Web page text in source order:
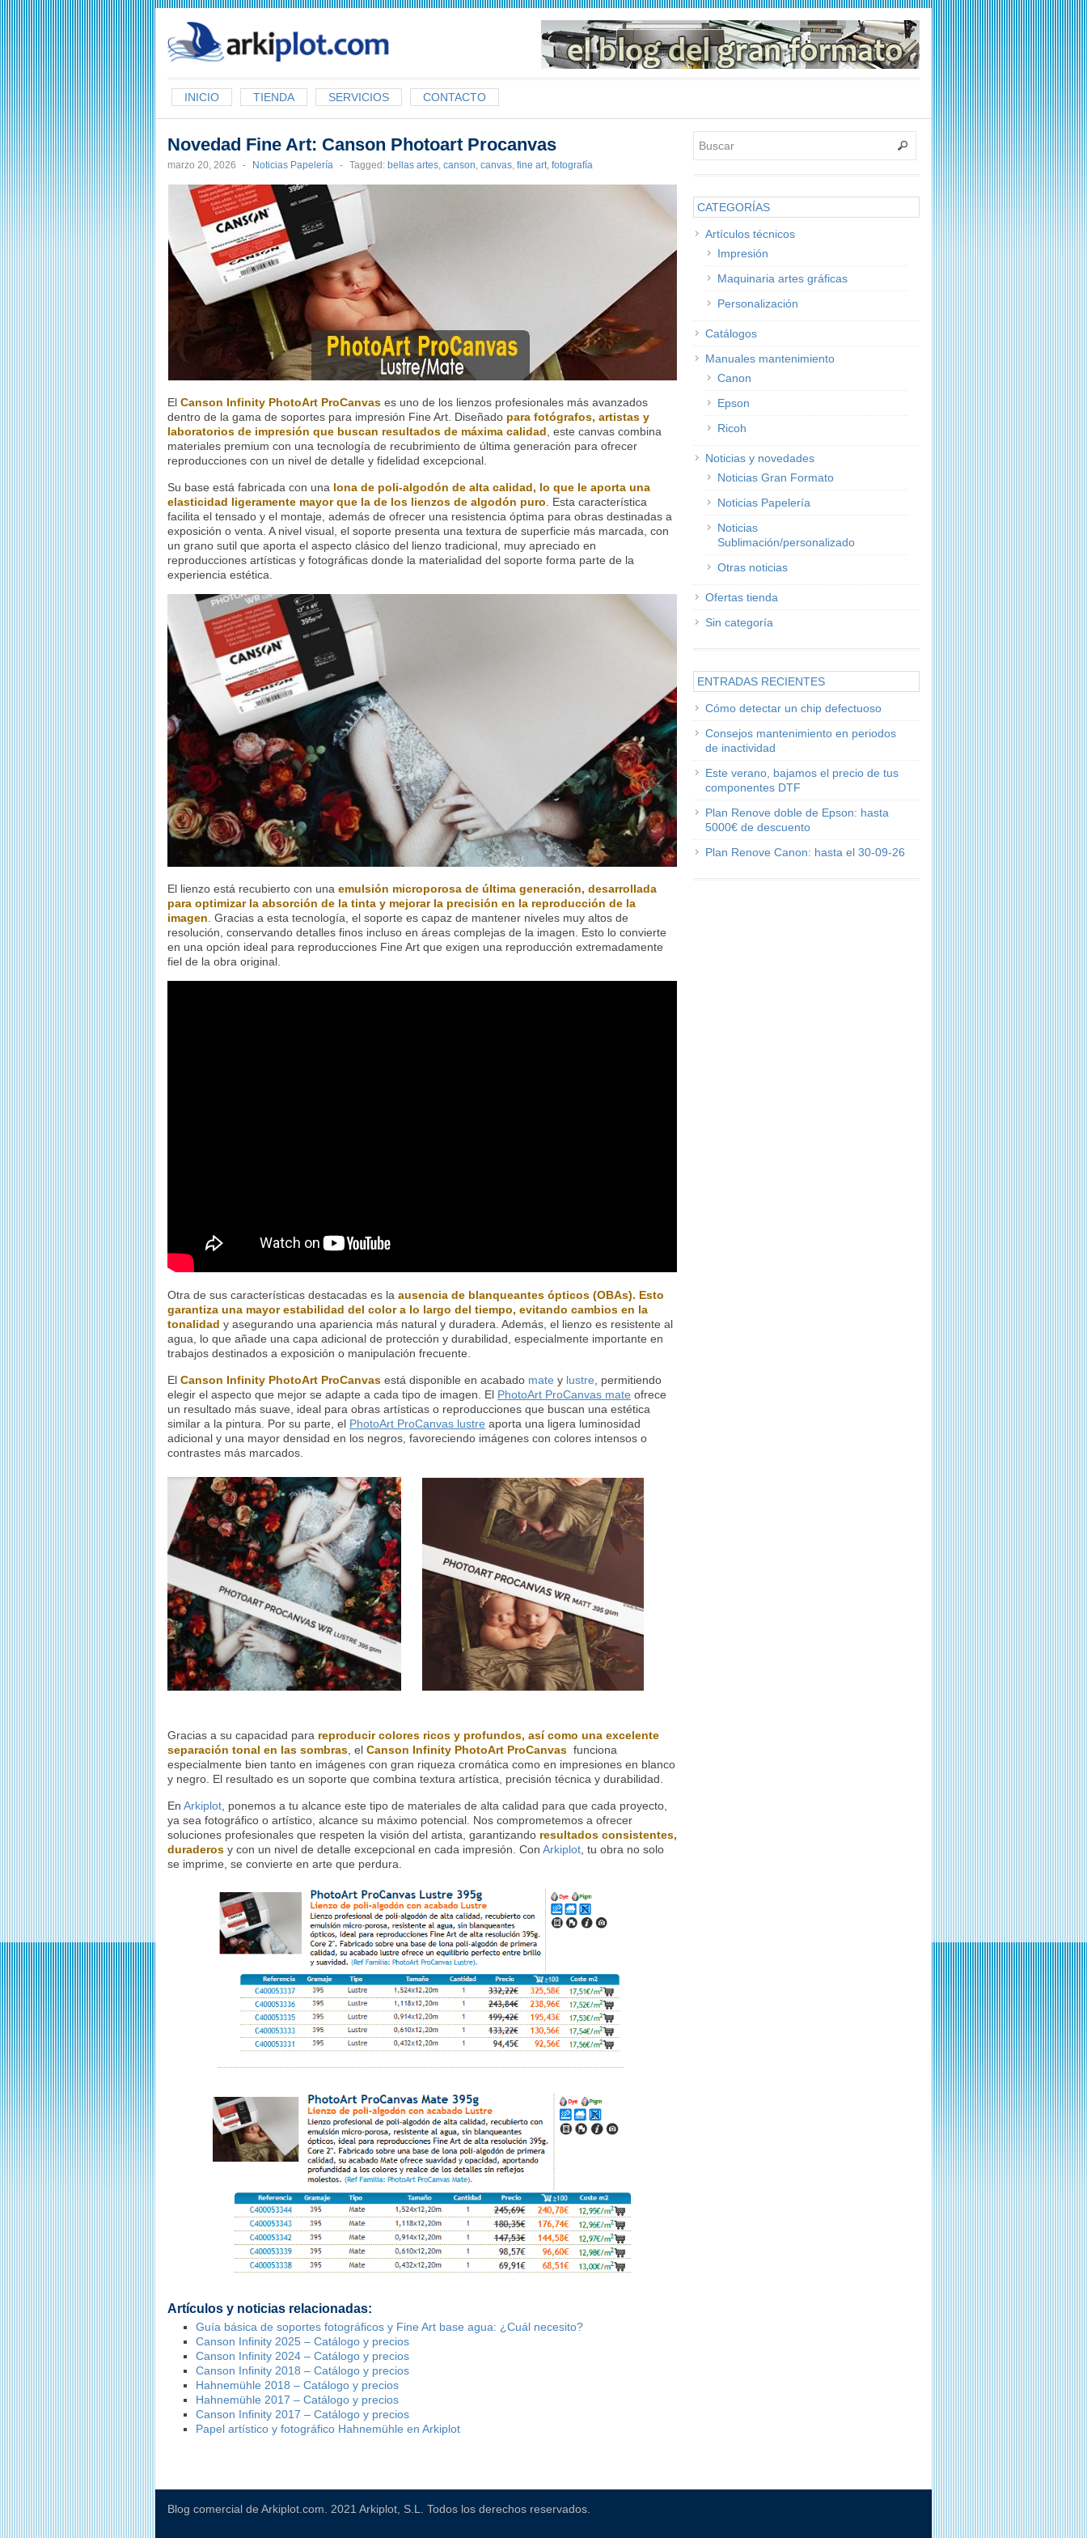
INICIO TIENDA SERVICIOS CONTACTO
Novedad Fine Art: Canson Photoart Procanvas
marzo 20, 2026 - Noticias Papelería - Tagged: bellas artes, canson, canvas, fine art, fotografía
El Canson Infinity PhotoArt ProCanvas es uno de los lienzos profesionales más avanzados
dentro de la gama de soportes para impresión Fine Art. Diseñado para fotógrafos, artistas y
laboratorios de impresión que buscan resultados de máxima calidad , este canvas combina
materiales premium con una tecnología de recubrimiento de última generación para ofrecer
reproducciones con un nivel de detalle y fidelidad excepcional.
Su base está fabricada con una lona de poli-algodón de alta calidad, lo que le aporta una
elasticidad ligeramente mayor que la de los lienzos de algodón puro . Esta característica
facilita el tensado y el montaje, además de ofrecer una resistencia óptima para obras destinadas a
exposición o venta. A nivel visual, el soporte presenta una textura de superficie más marcada, con
un grano sutil que aporta el aspecto clásico del lienzo tradicional, muy apreciado en
reproducciones artísticas y fotográficas donde la materialidad del soporte forma parte de la
experiencia estética.
El lienzo está recubierto con una emulsión microporosa de última generación, desarrollada
para optimizar la absorción de la tinta y mejorar la precisión en la reproducción de la
imagen . Gracias a esta tecnología, el soporte es capaz de mantener niveles muy altos de
resolución, conservando detalles finos incluso en áreas complejas de la imagen. Esto lo convierte
en una opción ideal para reproducciones Fine Art que exigen una reproducción extremadamente
fiel de la obra original.
Otra de sus características destacadas es la ausencia de blanqueantes ópticos (OBAs). Esto
garantiza una mayor estabilidad del color a lo largo del tiempo, evitando cambios en la
tonalidad y asegurando una apariencia más natural y duradera. Además, el lienzo es resistente al
agua, lo que añade una capa adicional de protección y durabilidad, especialmente importante en
trabajos destinados a exposición o manipulación frecuente.
El Canson Infinity PhotoArt ProCanvas está disponible en acabado mate y lustre , permitiendo
elegir el aspecto que mejor se adapte a cada tipo de imagen. El PhotoArt ProCanvas mate ofrece
un resultado más suave, ideal para obras artísticas o reproducciones que buscan una estética
similar a la pintura. Por su parte, el PhotoArt ProCanvas lustre aporta una ligera luminosidad
adicional y una mayor densidad en los negros, favoreciendo imágenes con colores intensos o
contrastes más marcados.
Gracias a su capacidad para reproducir colores ricos y profundos, así como una excelente
separación tonal en las sombras , el Canson Infinity PhotoArt ProCanvas funciona
especialmente bien tanto en imágenes con gran riqueza cromática como en impresiones en blanco
y negro. El resultado es un soporte que combina textura artística, precisión técnica y durabilidad.
En Arkiplot , ponemos a tu alcance este tipo de materiales de alta calidad para que cada proyecto,
ya sea fotográfico o artístico, alcance su máximo potencial. Nos comprometemos a ofrecer
soluciones profesionales que respeten la visión del artista, garantizando resultados consistentes,
duraderos y con un nivel de detalle excepcional en cada impresión. Con Arkiplot , tu obra no solo
se imprime, se convierte en arte que perdura.
Artículos y noticias relacionadas:
Guía básica de soportes fotográficos y Fine Art base agua: ¿Cuál necesito?
Canson Infinity 2025 – Catálogo y precios
Canson Infinity 2024 – Catálogo y precios
Canson Infinity 2018 – Catálogo y precios
Hahnemühle 2018 – Catálogo y precios
Hahnemühle 2017 – Catálogo y precios
Canson Infinity 2017 – Catálogo y precios
Papel artístico y fotográfico Hahnemühle en Arkiplot
CATEGORÍAS
Artículos técnicos
Impresión
Maquinaria artes gráficas
Personalización
Catálogos
Manuales mantenimiento
Canon
Epson
Ricoh
Noticias y novedades
Noticias Gran Formato
Noticias Papelería
Noticias
Sublimación/personalizado
Otras noticias
Ofertas tienda
Sin categoría
ENTRADAS RECIENTES
Cómo detectar un chip defectuoso
Consejos mantenimiento en periodos
de inactividad
Este verano, bajamos el precio de tus
componentes DTF
Plan Renove doble de Epson: hasta
5000€ de descuento
Plan Renove Canon: hasta el 30-09-26
Blog comercial de Arkiplot.com. 2021 Arkiplot, S.L. Todos los derechos reservados.